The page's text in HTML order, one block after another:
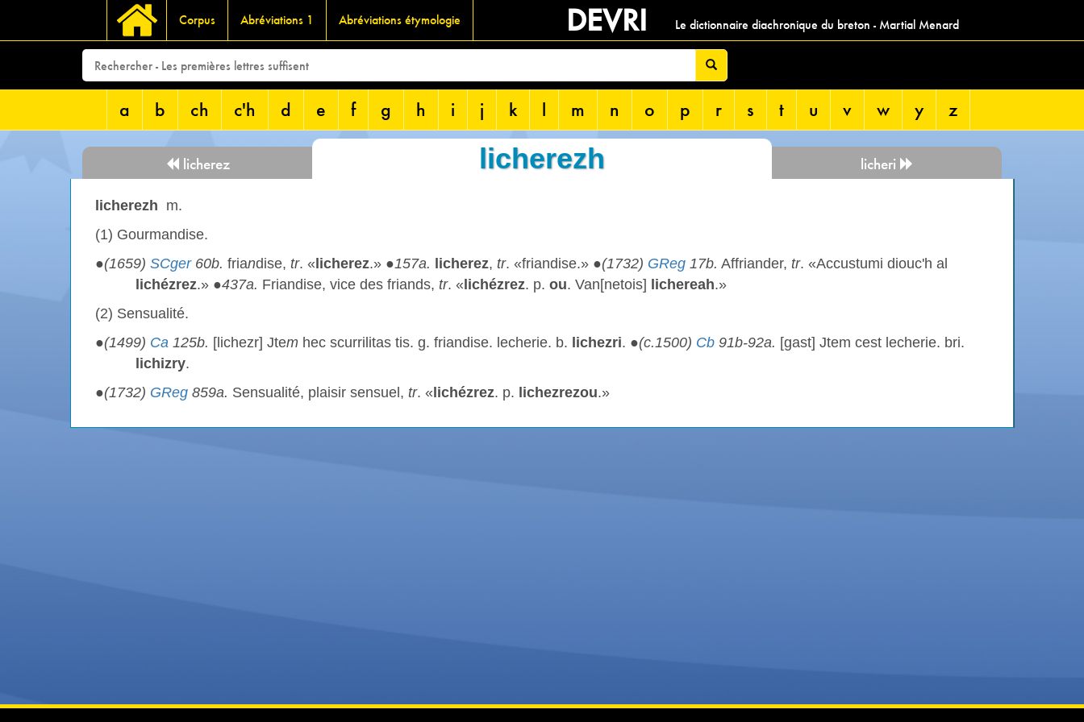
Corpus Abréviations 1 Abréviations étymologie DEVRI Le dictionnaire diachronique du breton - Martial Menard
a b ch c'h d e f g h i j k l m n o p r s t u v w y z
licherez licherezh licheri
licherezh m.
(1) Gourmandise.
●(1659) SCger60b. friandise, tr. « licherez.» ●157a. licherez, tr. «friandise.» ●(1732) GReg 17b. Affriander, tr. «Accustumi diouc'h al
lichézrez.» ●437a. Friandise, vice des friands, tr. « lichézrez. p. ou. Van[netois] lichereah.»
(2) Sensualité.
●(1499) Ca 125b. [lichezr] Jtem hec scurrilitas tis. g. friandise. lecherie. b. lichezri. ●(c.1500) Cb 91b-92a. [gast] Jtem cest lecherie. bri.
lichizry.
●(1732) GReg 859a. Sensualité, plaisir sensuel, tr. « lichézrez. p. lichezrezou.»